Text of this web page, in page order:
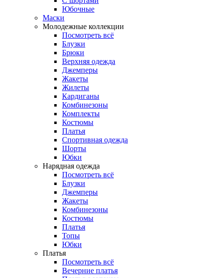
Юбочные
Маски
Молодежные коллекции
Посмотреть всё
Блузки
Брюки
Верхняя одежда
Джемперы
Жакеты
Жилеты
Кардиганы
Комбинезоны
Комплекты
Костюмы
Платья
Спортивная одежда
Шорты
Юбки
Нарядная одежда
Посмотреть всё
Блузки
Джемперы
Жакеты
Комбинезоны
Костюмы
Платья
Топы
Юбки
Платья
Посмотреть всё
Вечерние платья